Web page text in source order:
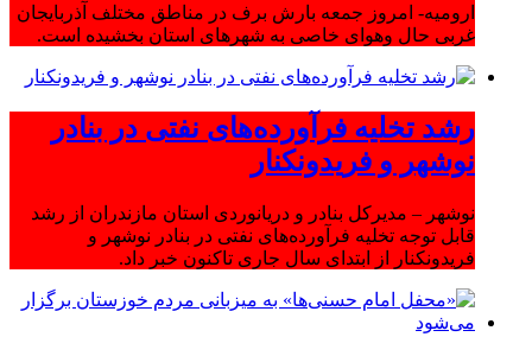
ارومیه- امروز جمعه بارش برف در مناطق مختلف آذربایجان
غربی حال وهوای خاصی به شهرهای استان بخشیده است.
رشد تخلیه فرآورده‌های نفتی در بنادر
نوشهر و فریدونکنار
نوشهر – مدیرکل بنادر و دریانوردی استان مازندران از رشد
قابل توجه تخلیه فرآورده‌های نفتی در بنادر نوشهر و
فریدونکنار از ابتدای سال جاری تاکنون خبر داد.